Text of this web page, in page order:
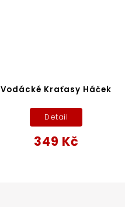
Vodácké Kraťasy Háček
349 Kč
Detail